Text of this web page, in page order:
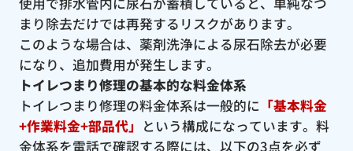
まり除去だけでは再発するリスクがあります。
このような場合は、薬剤洗浄による尿石除去が必要
になり、追加費用が発生します。
トイレつまり修理の基本的な料金体系
トイレつまり修理の料金体系は一般的に 「基本料金
+作業料金+部品代」 という構成になっています。料
金体系を電話で確認する際には、以下の3点を必ず